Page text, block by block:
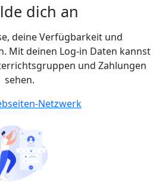
dich an
deine Verfügbarkeit und
Mit deinen Log-in Daten kannst
und Zahlungen
sehen.
Netzwerk